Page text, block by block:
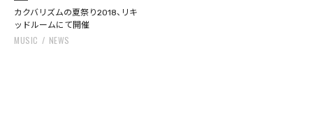
カクバリズムの夏祭り2018、リキ
ッドルームにて開催
MUSIC NEWS